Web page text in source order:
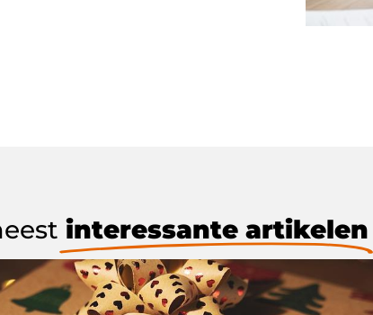
interessante artikelen